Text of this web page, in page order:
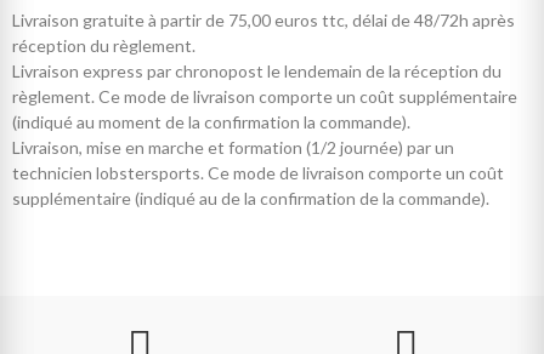
Livraison gratuite à partir de 75,00 euros ttc, délai de 48/72h après
réception du règlement.
Livraison express par chronopost le lendemain de la réception du
règlement. Ce mode de livraison comporte un coût supplémentaire
(indiqué au moment de la confirmation la commande).
Livraison, mise en marche et formation (1/2 journée) par un
technicien lobstersports. Ce mode de livraison comporte un coût
supplémentaire (indiqué au de la confirmation de la commande).